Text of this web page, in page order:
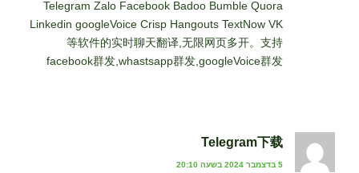
Telegram Zalo Facebook Badoo Bumble Quora
Linkedin googleVoice Crisp Hangouts TextNow VK
等软件的实时聊天翻译,无限网页多开。支持
facebook群发,whastsapp群发,googleVoice群发
Telegram下载
5 בדצמבר 2024 בשעה 20:10